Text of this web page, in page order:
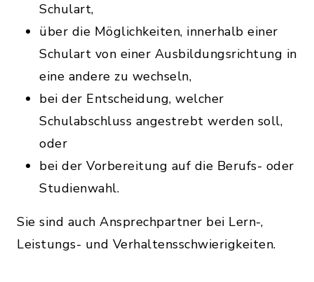
Schulart,
über die Möglichkeiten, innerhalb einer
Schulart von einer Ausbildungsrichtung in
eine andere zu wechseln,
bei der Entscheidung, welcher
Schulabschluss angestrebt werden soll,
oder
bei der Vorbereitung auf die Berufs- oder
Studienwahl.
Sie sind auch Ansprechpartner bei Lern-,
Leistungs- und Verhaltensschwierigkeiten.